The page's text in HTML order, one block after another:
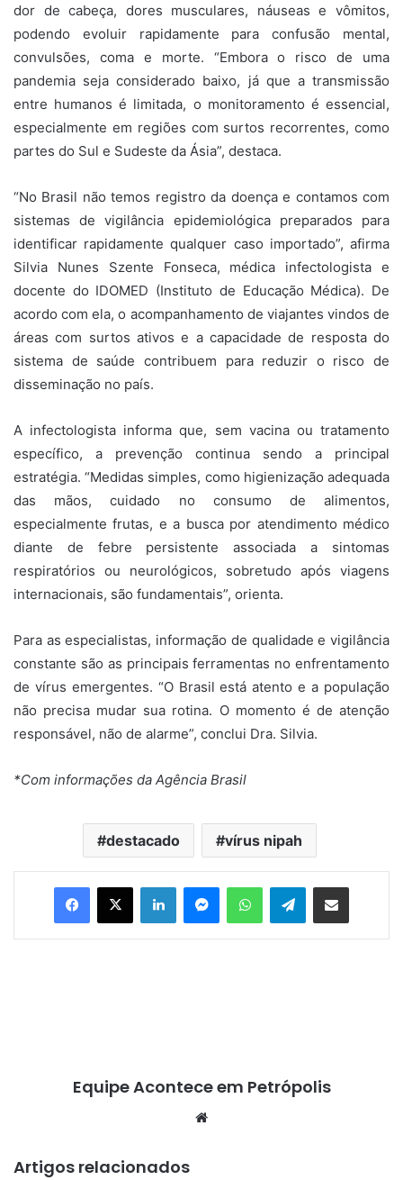
dor de cabeça, dores musculares, náuseas e vômitos,
podendo evoluir rapidamente para confusão mental,
convulsões, coma e morte. “Embora o risco de uma
pandemia seja considerado baixo, já que a transmissão
entre humanos é limitada, o monitoramento é essencial,
especialmente em regiões com surtos recorrentes, como
partes do Sul e Sudeste da Ásia”, destaca.
“No Brasil não temos registro da doença e contamos com
sistemas de vigilância epidemiológica preparados para
identificar rapidamente qualquer caso importado”, afirma
Silvia Nunes Szente Fonseca, médica infectologista e
docente do IDOMED (Instituto de Educação Médica). De
acordo com ela, o acompanhamento de viajantes vindos de
áreas com surtos ativos e a capacidade de resposta do
sistema de saúde contribuem para reduzir o risco de
disseminação no país.
A infectologista informa que, sem vacina ou tratamento
específico, a prevenção continua sendo a principal
estratégia. “Medidas simples, como higienização adequada
das mãos, cuidado no consumo de alimentos,
especialmente frutas, e a busca por atendimento médico
diante de febre persistente associada a sintomas
respiratórios ou neurológicos, sobretudo após viagens
internacionais, são fundamentais”, orienta.
Para as especialistas, informação de qualidade e vigilância
constante são as principais ferramentas no enfrentamento
de vírus emergentes. “O Brasil está atento e a população
não precisa mudar sua rotina. O momento é de atenção
responsável, não de alarme”, conclui Dra. Silvia.
*Com informações da Agência Brasil
destacado vírus nipah
Telegram
Equipe Acontece em Petrópolis
Artigos relacionados